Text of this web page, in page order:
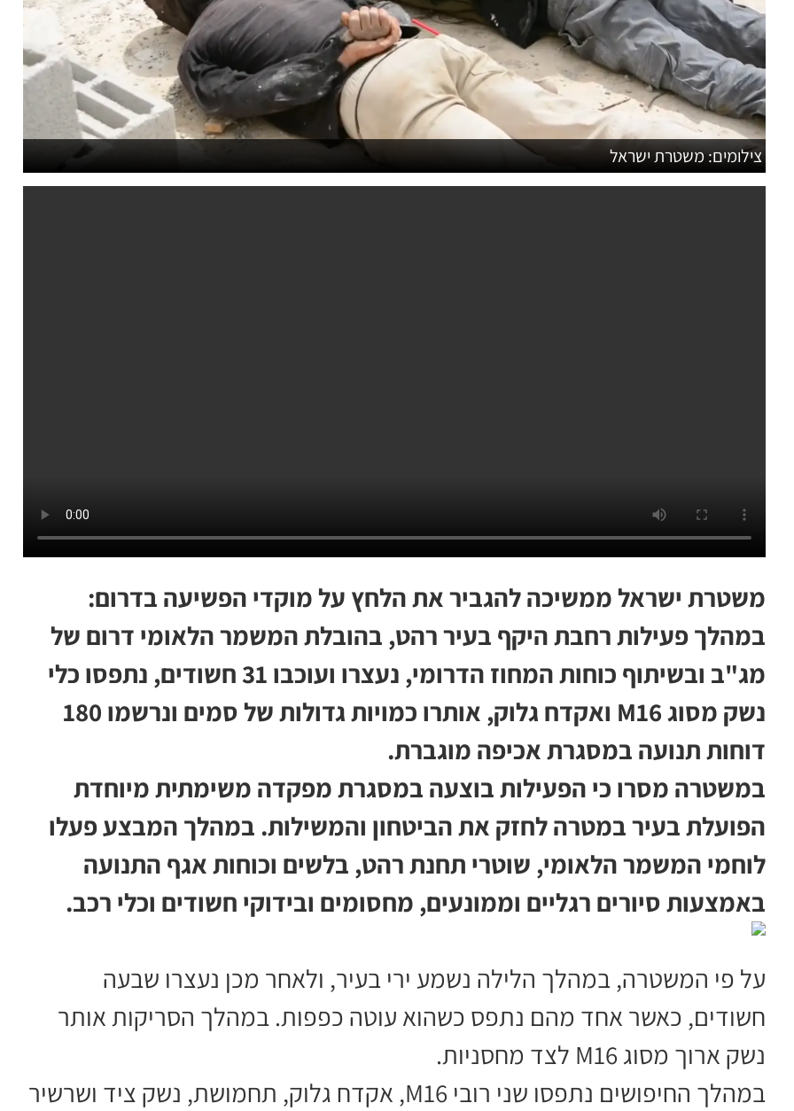
צילומים: משטרת ישראל
משטרת ישראל ממשיכה להגביר את הלחץ על מוקדי הפשיעה בדרום:
במהלך פעילות רחבת היקף בעיר רהט, בהובלת המשמר הלאומי דרום של
מג"ב ובשיתוף כוחות המחוז הדרומי, נעצרו ועוכבו 31 חשודים, נתפסו כלי
נשק מסוג M16 ואקדח גלוק, אותרו כמויות גדולות של סמים ונרשמו 180
דוחות תנועה במסגרת אכיפה מוגברת.
במשטרה מסרו כי הפעילות בוצעה במסגרת מפקדה משימתית מיוחדת
הפועלת בעיר במטרה לחזק את הביטחון והמשילות. במהלך המבצע פעלו
לוחמי המשמר הלאומי, שוטרי תחנת רהט, בלשים וכוחות אגף התנועה
באמצעות סיורים רגליים וממונעים, מחסומים ובידוקי חשודים וכלי רכב.
על פי המשטרה, במהלך הלילה נשמע ירי בעיר, ולאחר מכן נעצרו שבעה
חשודים, כאשר אחד מהם נתפס כשהוא עוטה כפפות. במהלך הסריקות אותר
נשק ארוך מסוג M16 לצד מחסניות.
במהלך החיפושים נתפסו שני רובי M16, אקדח גלוק, תחמושת, נשק ציד ושרשיר